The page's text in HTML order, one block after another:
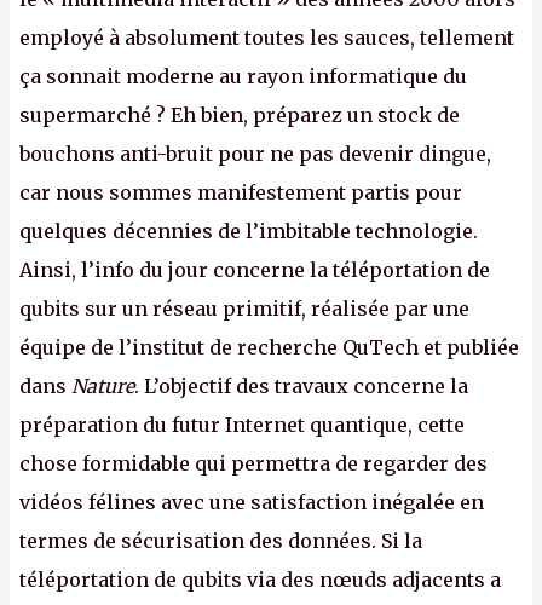
employé à absolument toutes les sauces, tellement
ça sonnait moderne au rayon informatique du
supermarché ? Eh bien, préparez un stock de
bouchons anti-bruit pour ne pas devenir dingue,
car nous sommes manifestement partis pour
quelques décennies de l’imbitable technologie.
Ainsi, l’info du jour concerne la téléportation de
qubits sur un réseau primitif, réalisée par une
équipe de l’institut de recherche QuTech et publiée
dans Nature. L’objectif des travaux concerne la
préparation du futur Internet quantique, cette
chose formidable qui permettra de regarder des
vidéos félines avec une satisfaction inégalée en
termes de sécurisation des données. Si la
téléportation de qubits via des nœuds adjacents a